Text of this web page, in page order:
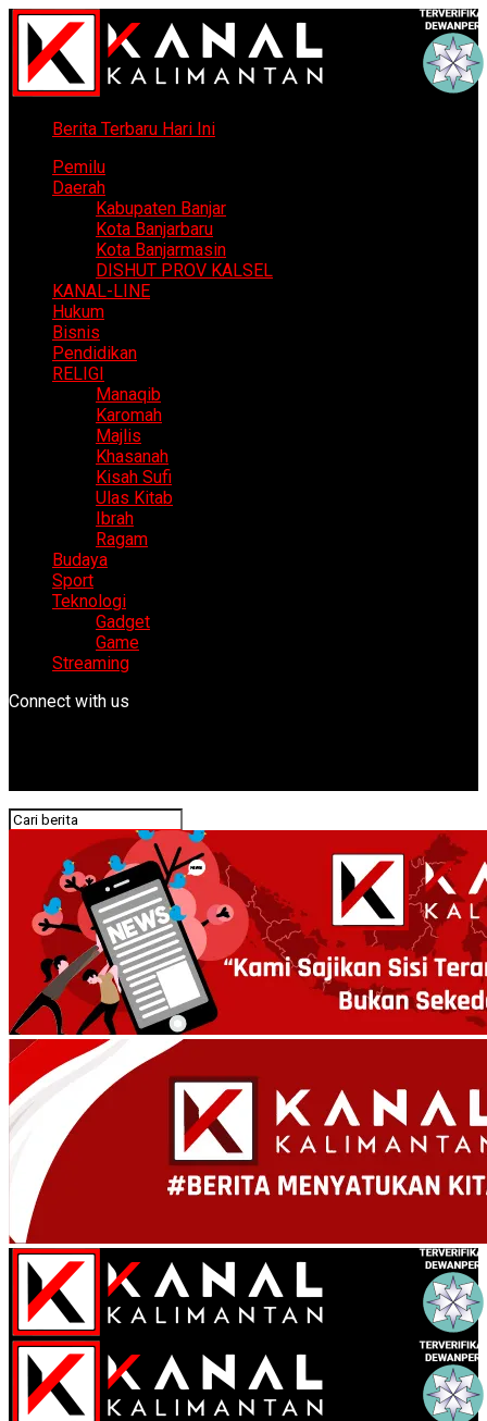
Berita Terbaru Hari Ini
Pemilu
Daerah
Kabupaten Banjar
Kota Banjarbaru
Kota Banjarmasin
DISHUT PROV KALSEL
KANAL-LINE
Hukum
Bisnis
Pendidikan
RELIGI
Manaqib
Karomah
Majlis
Khasanah
Kisah Sufi
Ulas Kitab
Ibrah
Ragam
Budaya
Sport
Teknologi
Gadget
Game
Streaming
Connect with us